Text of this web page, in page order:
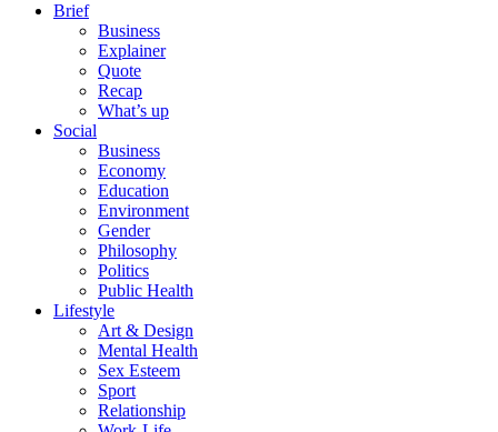
Brief
Business
Explainer
Quote
Recap
What’s up
Social
Business
Economy
Education
Environment
Gender
Philosophy
Politics
Public Health
Lifestyle
Art & Design
Mental Health
Sex Esteem
Sport
Relationship